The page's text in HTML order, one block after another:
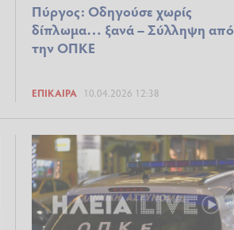
Πύργος: Οδηγούσε χωρίς
δίπλωμα… ξανά – Σύλληψη από
την ΟΠΚΕ
ΕΠΊΚΑΙΡΑ 10.04.2026 12:38